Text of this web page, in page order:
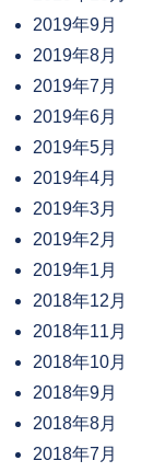
2019年9月
2019年8月
2019年7月
2019年6月
2019年5月
2019年4月
2019年3月
2019年2月
2019年1月
2018年12月
2018年11月
2018年10月
2018年9月
2018年8月
2018年7月